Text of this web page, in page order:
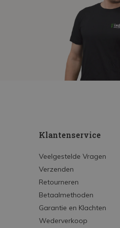
Klantenservice
Veelgestelde Vragen
Verzenden
Retourneren
Betaalmethoden
Garantie en Klachten
Wederverkoop